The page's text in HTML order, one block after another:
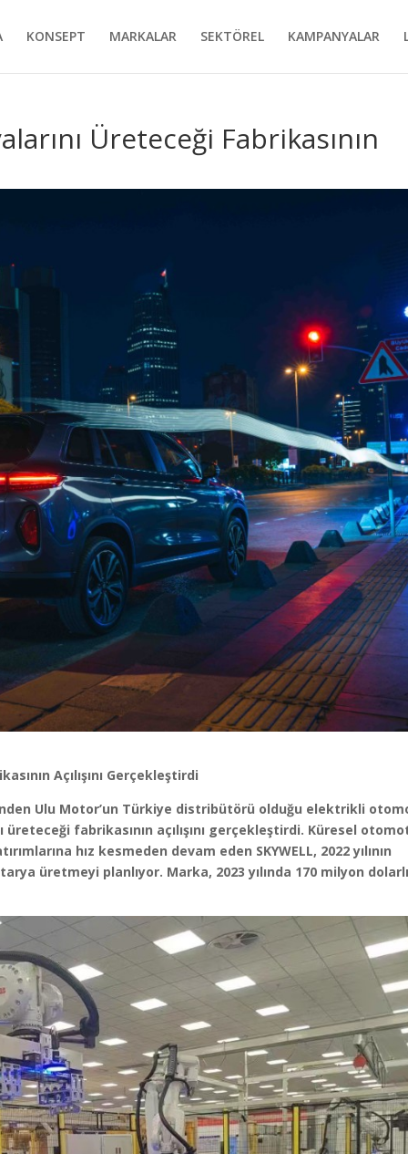
KONSEPT MARKALAR SEKTÖREL KAMPANYALAR
Üreteceği Fabrikasının
Açılışını Gerçekleştirdi
Ulu Motor’un Türkiye distribütörü olduğu elektrikli
üreteceği fabrikasının açılışını gerçekleştirdi. Küresel
hız kesmeden devam eden SKYWELL, 2022 yılının
üretmeyi planlıyor. Marka, 2023 yılında 170 milyon